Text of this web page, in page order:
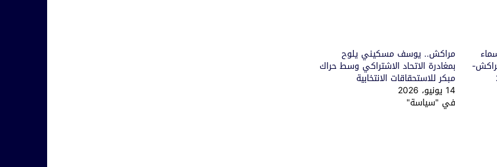
مراكش.. يوسف مسكيني يلوح
بمغادرة الاتحاد الاشتراكي وسط حراك
مبكر للاستحقاقات الانتخابية
14 يونيو، 2026
في "سياسة"